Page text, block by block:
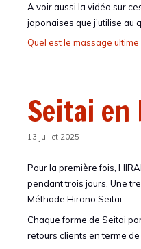
A voir aussi la vidéo sur
japonaises que j’utilise au
Quel est le massage
Seitai en
13 juillet 2025
Pour la première fois,
pendant trois jours. Une
Méthode Hirano Seitai.
Chaque forme de Seitai
retours clients en terme de